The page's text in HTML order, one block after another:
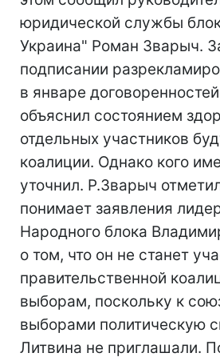
юридической службы
Украина" Роман Зварыч.
подписании
в январе
объяснил состоянием
отдельных участников
коалиции. Однако кого
уточнил. Р.Зварыч
понимает заявления
Народного блока
о том, что он не станет
правительственной
выборам, поскольку к
выборами политическую
Литвина не приглашали.